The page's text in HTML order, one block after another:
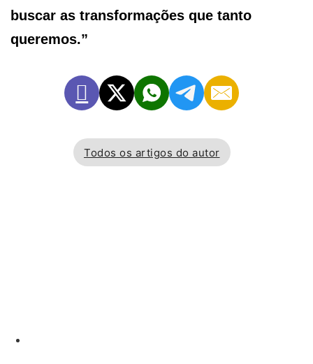
buscar as transformações que tanto
queremos.”
Todos os artigos do autor